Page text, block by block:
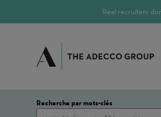
Real recruiters
Recherche par mots-clés